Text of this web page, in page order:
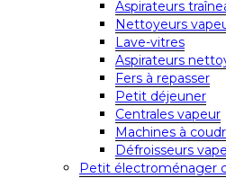
Aspirateurs
Nettoyeurs
Lave-vitres
Aspirateurs
Fers à repasser
Petit déjeuner
Centrales vapeur
Machines à
Défroisseurs
Petit électroménager